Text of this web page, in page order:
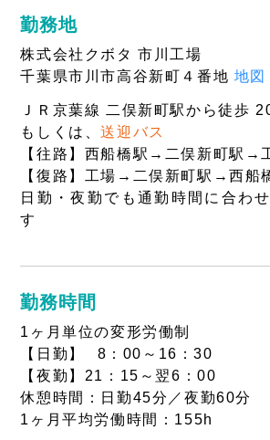
勤務地
株式会社クボタ 市川工場
千葉県市川市高谷新町４番地 地図
ＪＲ京葉線 二俣新町駅から徒歩
もしくは、送迎バス
【往路】西船橋駅→二俣新町駅→
【復路】工場→二俣新町駅→西船
日勤・夜勤でも通勤時間に合わ
す
勤務時間
1ヶ月単位の変形労働制
【日勤】 8：00～16：30
【夜勤】21：15～翌6：00
休憩時間：日勤45分／夜勤60分
1ヶ月平均労働時間：155h